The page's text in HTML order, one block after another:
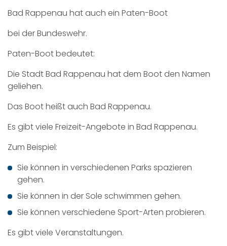
Bad Rappenau hat auch ein Paten-Boot
bei der Bundeswehr.
Paten-Boot bedeutet:
Die Stadt Bad Rappenau hat dem Boot den Namen
geliehen.
Das Boot heißt auch Bad Rappenau.
Es gibt viele Freizeit-Angebote in Bad Rappenau.
Zum Beispiel:
Sie können in verschiedenen Parks spazieren
gehen.
Sie können in der Sole schwimmen gehen.
Sie können verschiedene Sport-Arten probieren.
Es gibt viele Veranstaltungen.